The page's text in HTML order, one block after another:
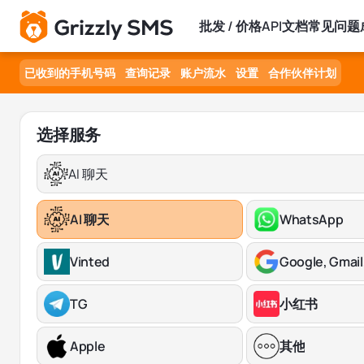
批发 / 价格API文档常见问题
已收到的手机号码 查询记录 账户流水 设置 合作伙伴计划
选择服务
AI 聊天
AI 聊天 WhatsApp
Vinted Google,
TG 小红书
Apple 其他